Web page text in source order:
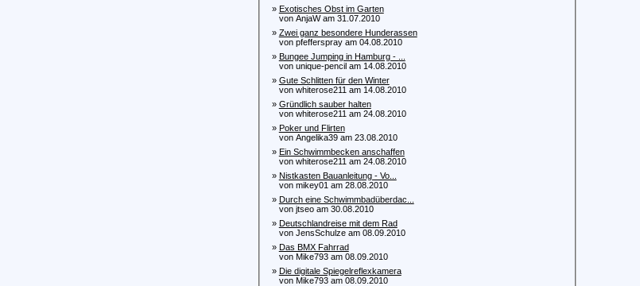
» Exotisches Obst im Garten
von AnjaW am 31.07.2010
» Zwei ganz besondere Hunderassen
von pfefferspray am 04.08.2010
» Bungee Jumping in Hamburg - ...
von unique-pencil am 14.08.2010
» Gute Schlitten für den Winter
von whiterose211 am 14.08.2010
» Gründlich sauber halten
von whiterose211 am 24.08.2010
» Poker und Flirten
von Angelika39 am 23.08.2010
» Ein Schwimmbecken anschaffen
von whiterose211 am 24.08.2010
» Nistkasten Bauanleitung - Vo...
von mikey01 am 28.08.2010
» Durch eine Schwimmbadüberdac...
von jtseo am 30.08.2010
» Deutschlandreise mit dem Rad
von JensSchulze am 08.09.2010
» Das BMX Fahrrad
von Mike793 am 08.09.2010
» Die digitale Spiegelreflexkamera
von Mike793 am 08.09.2010